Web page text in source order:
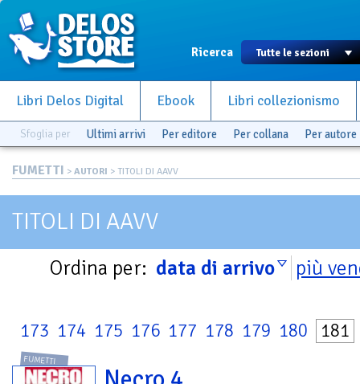
Ricerca
Libri Delos Digital Ebook Libri collezionismo
Sfoglia per Ultimi arrivi Per editore Per collana Per autore
FUMETTI > AUTORI > TITOLI DI AAVV
TITOLI DI AAVV
Ordina per: data di arrivo più
173 174 175 176 177 178 179 180 181
FUMETTI